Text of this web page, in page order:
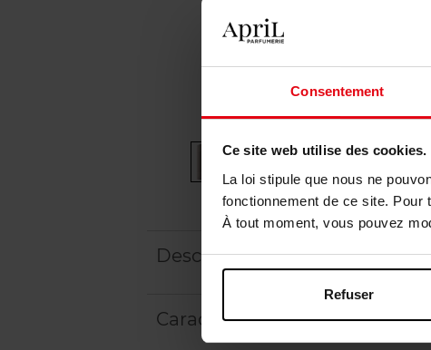
Consentement
Ce site web utilise des cookies.
La loi stipule que nous ne
fonctionnement de ce site.
À tout moment, vous pouvez
Refuser
Description
Caractéristiques